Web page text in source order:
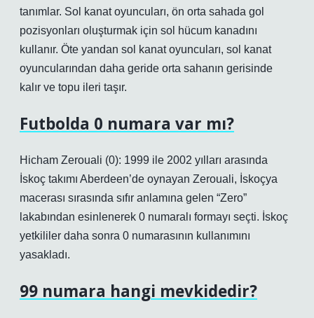
tanımlar. Sol kanat oyuncuları, ön orta sahada gol
pozisyonları oluşturmak için sol hücum kanadını
kullanır. Öte yandan sol kanat oyuncuları, sol kanat
oyuncularından daha geride orta sahanın gerisinde
kalır ve topu ileri taşır.
Futbolda 0 numara var mı?
Hicham Zerouali (0): 1999 ile 2002 yılları arasında
İskoç takımı Aberdeen’de oynayan Zerouali, İskoçya
macerası sırasında sıfır anlamına gelen “Zero”
lakabından esinlenerek 0 numaralı formayı seçti. İskoç
yetkililer daha sonra 0 numarasının kullanımını
yasakladı.
99 numara hangi mevkidedir?